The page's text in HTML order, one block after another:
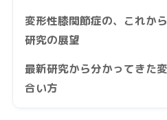
変形性膝関節症の、これか
研究の展望
最新研究から分かってきた
合い方